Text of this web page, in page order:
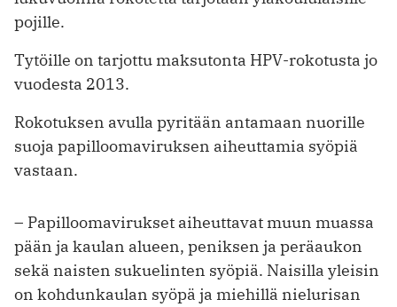
pojille.
Tytöille on tarjottu maksutonta HPV-rokotusta jo
vuodesta 2013.
Rokotuksen avulla pyritään antamaan nuorille
suoja papilloomaviruksen aiheuttamia syöpiä
vastaan.
– Papilloomavirukset aiheuttavat muun muassa
pään ja kaulan alueen, peniksen ja peräaukon
sekä naisten sukuelinten syöpiä. Naisilla yleisin
on kohdunkaulan syöpä ja miehillä nielurisan